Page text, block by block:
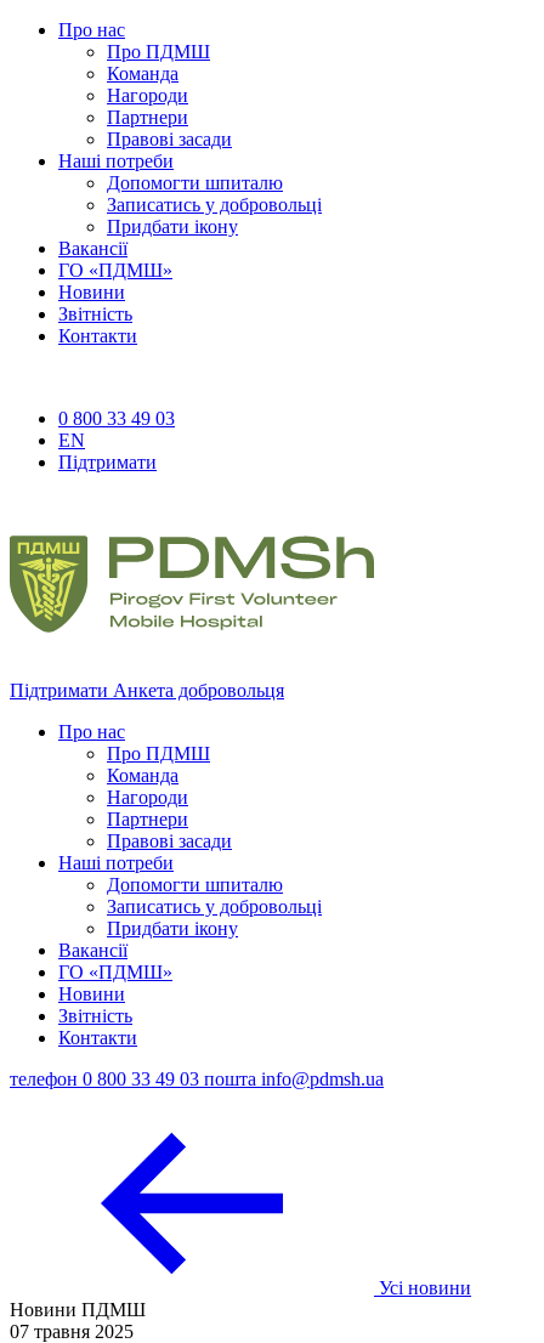
Про нас
Про ПДМШ
Команда
Нагороди
Партнери
Правові засади
Наші потреби
Допомогти шпиталю
Записатись у добровольці
Придбати ікону
Вакансії
ГО «ПДМШ»
Новини
Звітність
Контакти
0 800 33 49 03
EN
Підтримати
Підтримати Анкета добровольця
Про нас
Про ПДМШ
Команда
Нагороди
Партнери
Правові засади
Наші потреби
Допомогти шпиталю
Записатись у добровольці
Придбати ікону
Вакансії
ГО «ПДМШ»
Новини
Звітність
Контакти
телефон 0 800 33 49 03 пошта info@pdmsh.ua
Усі новини
Новини ПДМШ
07 травня 2025